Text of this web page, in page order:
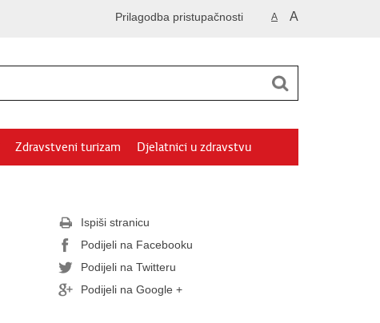
A A
Prilagodba pristupačnosti
Zdravstveni turizam Djelatnici u zdravstvu
Ispiši stranicu
Podijeli na Facebooku
Podijeli na Twitteru
Podijeli na Google +